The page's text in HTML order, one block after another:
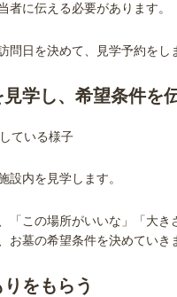
者に伝える必要があります。
問日を決めて、見学予約をし
学し、希望条件を
設内を見学します。
「この場所がいいな」「大き
お墓の希望条件を決めていき
をもらう